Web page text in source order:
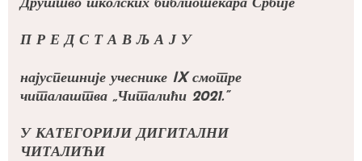
Друштво школских библиотекара Србије
П Р Е Д С Т А В Љ А Ј У
најуспешније учеснике IX смотре
читалаштва „Читалићи 2021.”
У КАТЕГОРИЈИДИГИТАЛНИ
ЧИТАЛИЋИ